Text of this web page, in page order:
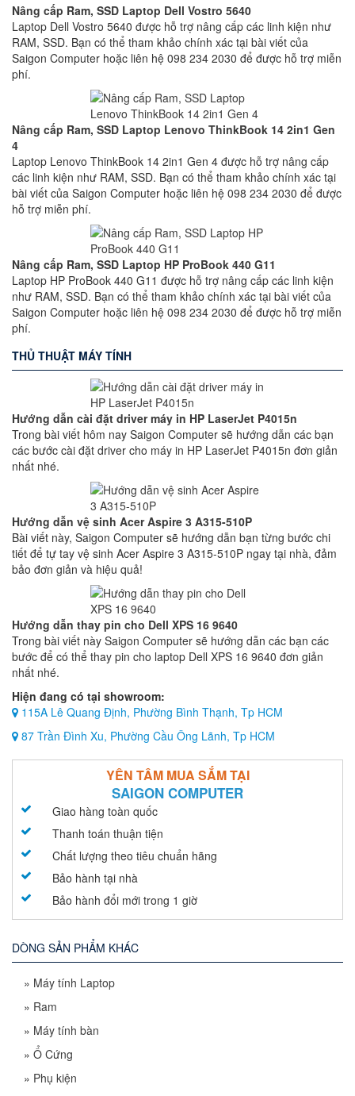
Nâng cấp Ram, SSD Laptop Dell Vostro 5640
Laptop Dell Vostro 5640 được hỗ trợ nâng cấp các linh kiện như
RAM, SSD. Bạn có thể tham khảo chính xác tại bài viết của
Saigon Computer hoặc liên hệ 098 234 2030 để được hỗ trợ miễn
phí.
Nâng cấp Ram, SSD Laptop Lenovo ThinkBook 14 2in1 Gen
4
Laptop Lenovo ThinkBook 14 2in1 Gen 4 được hỗ trợ nâng cấp
các linh kiện như RAM, SSD. Bạn có thể tham khảo chính xác tại
bài viết của Saigon Computer hoặc liên hệ 098 234 2030 để được
hỗ trợ miễn phí.
Nâng cấp Ram, SSD Laptop HP ProBook 440 G11
Laptop HP ProBook 440 G11 được hỗ trợ nâng cấp các linh kiện
như RAM, SSD. Bạn có thể tham khảo chính xác tại bài viết của
Saigon Computer hoặc liên hệ 098 234 2030 để được hỗ trợ miễn
phí.
THỦ THUẬT MÁY TÍNH
Hướng dẫn cài đặt driver máy in HP LaserJet P4015n
Trong bài viết hôm nay Saigon Computer sẽ hướng dẫn các bạn
các bước cài đặt driver cho máy in HP LaserJet P4015n đơn giản
nhất nhé.
Hướng dẫn vệ sinh Acer Aspire 3 A315-510P
Bài viết này, Saigon Computer sẽ hướng dẫn bạn từng bước chi
tiết để tự tay vệ sinh Acer Aspire 3 A315-510P ngay tại nhà, đảm
bảo đơn giản và hiệu quả!
Hướng dẫn thay pin cho Dell XPS 16 9640
Trong bài viết này Saigon Computer sẽ hướng dẫn các bạn các
bước để có thể thay pin cho laptop Dell XPS 16 9640 đơn giản
nhất nhé.
Hiện đang có tại showroom:
115A Lê Quang Định, Phường Bình Thạnh, Tp HCM
87 Trần Đình Xu, Phường Cầu Ông Lãnh, Tp HCM
YÊN TÂM MUA SẮM TẠI
SAIGON COMPUTER
Giao hàng toàn quốc
Thanh toán thuận tiện
Chất lượng theo tiêu chuẩn hãng
Bảo hành tại nhà
Bảo hành đổi mới trong 1 giờ
DÒNG SẢN PHẨM KHÁC
» Máy tính Laptop
» Ram
» Máy tính bàn
» Ổ Cứng
» Phụ kiện